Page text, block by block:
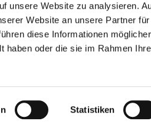
unsere Website zu analysieren.
Website an unsere Partner
diese Informationen
haben oder die sie im Rahmen
Statistiken